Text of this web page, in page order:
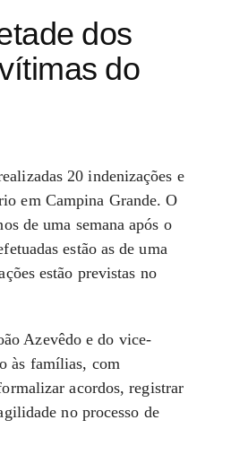
dos
do
20 indenizações e
em Campina Grande. O
de uma semana após o
estão as de uma
estão previstas no
Azevêdo e do vice-
às famílias, com
acordos, registrar
no processo de